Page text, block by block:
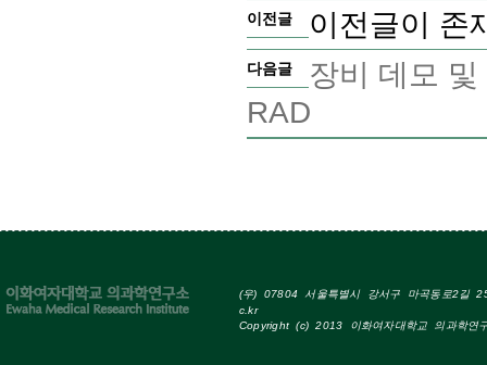
이전글 이전글이 존
다음글
장비 데모
RAD
(우) 07804 서울특별시 강서구 마곡동로2길
c.kr
Copyright (c) 2013 이화여자대학교 의과학연